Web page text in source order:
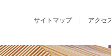
サイトマップ アクセ